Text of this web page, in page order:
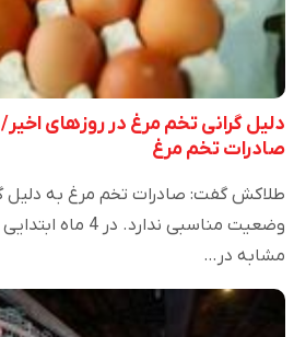
صادرات تخم مرغ
طلاکش گفت: صادرات تخم مرغ به دلیل
وضعیت مناسبی
مشابه در…